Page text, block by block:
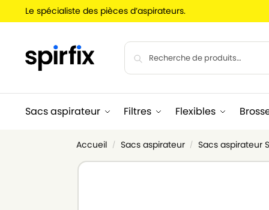
Le spécialiste des pièces d’aspirateurs.
Sacs aspirateur Filtres Flexibles
Accueil / Sacs aspirateur / Sacs aspirateur